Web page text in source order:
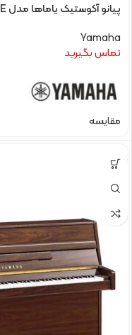
پیانو آکوستیک یاماها مدل JU109 PE
Yamaha
تماس بگیرید
مقایسه